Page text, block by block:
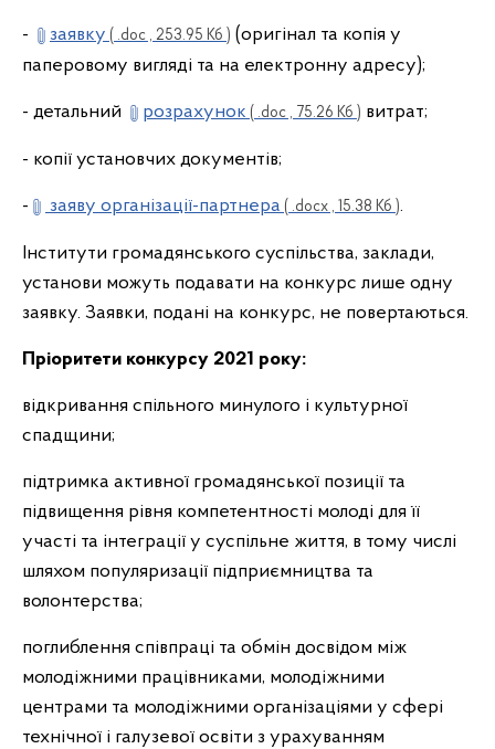
- заявку ( .doc , 253.95 Кб ) (оригінал та копія у
паперовому вигляді та на електронну адресу);
- детальний розрахунок ( .doc , 75.26 Кб ) витрат;
- копії установчих документів;
- заяву організації-партнера ( .docx , 15.38 Кб ).
Інститути громадянського суспільства, заклади,
установи можуть подавати на конкурс лише одну
заявку. Заявки, подані на конкурс, не повертаються.
Пріоритети конкурсу 2021 року:
відкривання спільного минулого і культурної
спадщини;
підтримка активної громадянської позиції та
підвищення рівня компетентності молоді для її
участі та інтеграції у суспільне життя, в тому числі
шляхом популяризації підприємництва та
волонтерства;
поглиблення співпраці та обмін досвідом між
молодіжними працівниками, молодіжними
центрами та молодіжними організаціями у сфері
технічної і галузевої освіти з урахуванням